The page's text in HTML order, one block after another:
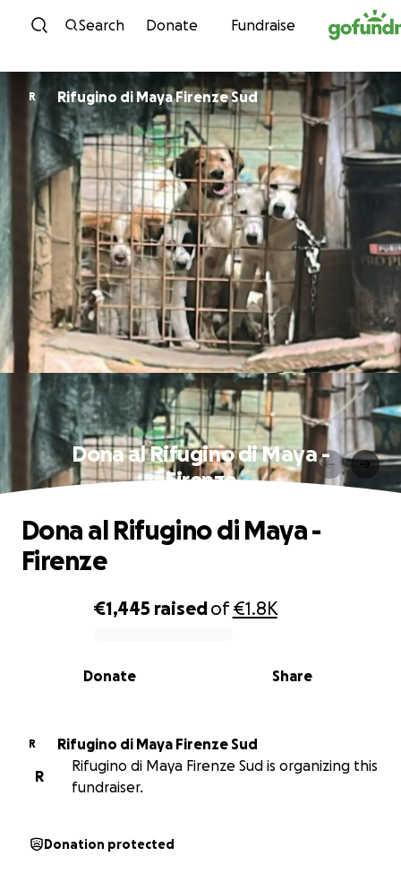
Skip to content
Search Donate Fundraise
R Rifugino di Maya Firenze Sud
Dona al Rifugino di Maya -
Firenze
0% complete
€1,445 raisedof€1.8K
Share
Donate
Dona al Rifugino di Maya -
Firenze
R
Rifugino di Maya Firenze Sud
R
Rifugino di Maya Firenze Sud is organizing this
fundraiser.
Donation protected